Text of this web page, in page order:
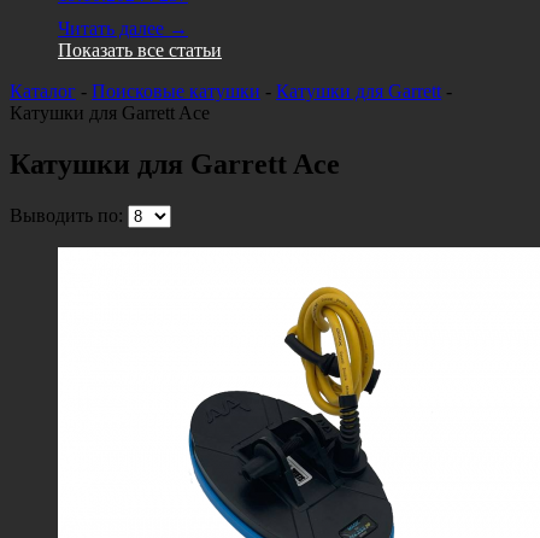
Читать далее →
Показать все статьи
Каталог - Поисковые катушки - Катушки для Garrett -
Катушки для Garrett Ace
Катушки для Garrett Ace
Выводить по: